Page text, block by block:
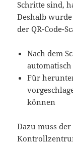
Schritte sind,
Deshalb wurde
der QR-Code-
Nach dem
Für
können
Dazu muss der